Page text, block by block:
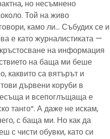
но несъмнено
Той на живо
камо ли… Събудих се и
е като журналистиката —
на информация
на баща ми беше
каквито са вятърът и
дървени коруби в
и всепоглъщаща е
танго“. А даже не искам,
с баща ми. Но как да
с чисти обувки, като си